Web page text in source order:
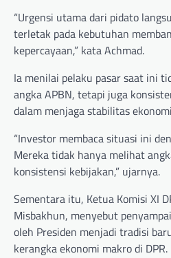
“Urgensi utama dari pidato
terletak pada kebutuhan
kepercayaan,” kata Achmad.
Ia menilai pelaku pasar saat ini
angka APBN, tetapi juga
dalam menjaga stabilitas
“Investor membaca situasi ini
Mereka tidak hanya melihat
konsistensi kebijakan,” ujarnya.
Sementara itu, Ketua Komisi XI
Misbakhun, menyebut
oleh Presiden menjadi tradisi
kerangka ekonomi makro di DPR.